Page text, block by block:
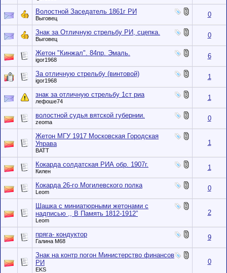
Волостной Заседатель 1861г РИ
Выговец 0
Знак за Отличную стрельбу РИ, сцепка.
Выговец 0
Жетон "Кинжал". 84пр. Эмаль.
igor1968 6
За отличную стрельбу (винтовой)
igor1968 1
знак за отличную стрельбу 1ст риа
лефоше74 1
волостной судья вятской губернии.
zeoma 0
Жетон МГУ 1917 Московская Городская
Управа
BATT
1
Кокарда солдатская РИА обр. 1907г.
Килен 1
Кокарда 26-го Могилевского полка
Leom 0
Шашка с миниатюрными жетонами с
надписью ,, В Память 1812-1912”
Leom
2
пряга- кондуктор
Галина М68 9
Знак на контр погон Министерство финансов
РИ
EKS
0